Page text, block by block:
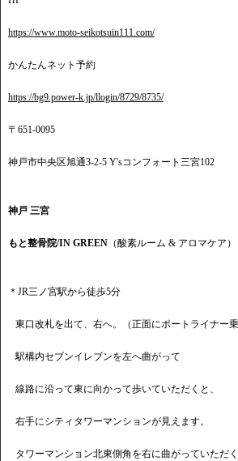
https://www.moto-seikotsuin111.com/
かんたんネット予約
https://bg9.power-k.jp/llogin/8729/8735/
〒651-0095
神戸市中央区旭通3-2-5 Y'sコンフォート三宮102
神戸 三宮
もと整骨院/IN GREEN （酸素ルーム & アロマケア）
＊JR三ノ宮駅から徒歩5分
東口改札を出て、右へ。（正面にポートライナー乗
駅構内セブンイレブンを左へ曲がって
線路に沿って東に向かって歩いていただくと、
右手にシティタワーマンションが見えます。
タワーマンション北東側角を右に曲がっていただく